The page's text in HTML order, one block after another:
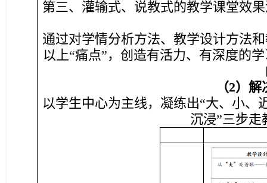
第三、灌输式、说教式的教学课堂效
通过对学情分析方法、教学设计方法
以上“痛点”，创造有活力、有深度的
（2）解
以学生中心为主线，凝练出“大、小、
沉浸”三步